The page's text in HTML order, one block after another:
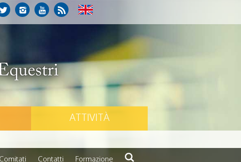
ATTIVITÀ
Contatti Formazione